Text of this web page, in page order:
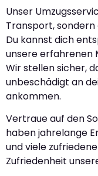
Unser
Transport, sondern
Du kannst dich
unsere erfahrenen
Wir stellen sicher,
unbeschädigt an
ankommen.
Vertraue auf den
haben jahrelange
und viele
Zufriedenheit